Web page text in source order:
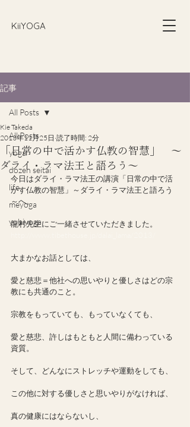
​KiiYOGA
記事
All Posts
yoga
dozen seitai
life
meyoga
yubiyoga
All Posts
「日常の中で活かす仏教の智慧」 ～
ダライ・ラマ法王と語ろう～
Kie Takeda
2013年11月25日 読了時間: 2分
今日はダライ・ラマ法王の講演「日常の中で活
かす仏教の智慧」～ダライ・ラマ法王と語ろう
～へ。
龍村先生にご一緒させていただきました。
大まかなお話としては、
愛と慈悲＝他社への思いやりと優しさはどの宗
教にも共通のこと。
宗教をもっていても、もっていなくても、
愛と慈悲、許しはもともと人間に備わっている
資質。
そして、どんなにストレッチや運動をしても、
この他に対する優しさと思いやりがなければ、
真の健康にはならないし、